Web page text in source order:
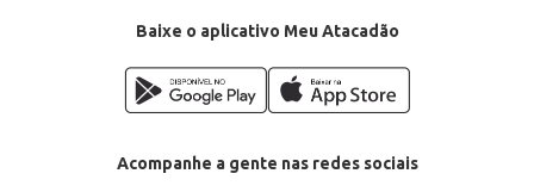
Baixe o aplicativo Meu Atacadão
Acompanhe a gente nas redes sociais